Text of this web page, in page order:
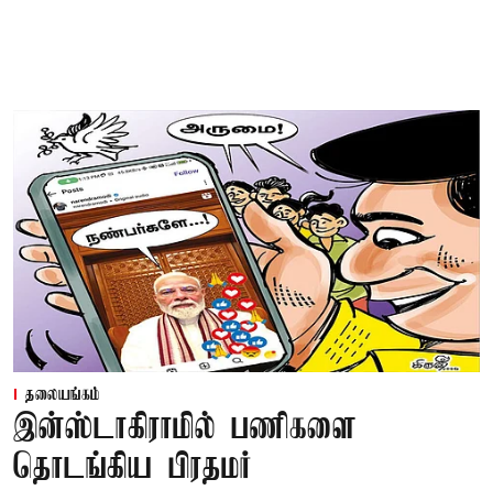
தலையங்கம்
இன்ஸ்டாகிராமில் பணிகளை
தொடங்கிய பிரதமர்